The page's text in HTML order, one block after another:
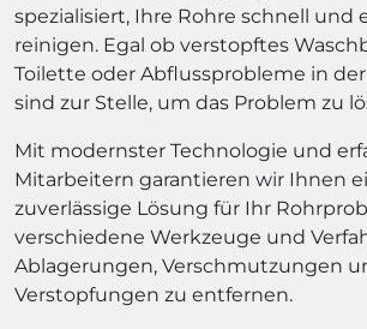
spezialisiert, Ihre Rohre schnell und
reinigen. Egal ob verstopftes
Toilette oder Abflussprobleme in
sind zur Stelle, um das Problem zu
Mit modernster Technologie und
Mitarbeitern garantieren wir Ihnen
zuverlässige Lösung für Ihr
verschiedene Werkzeuge und
Ablagerungen, Verschmutzungen
Verstopfungen zu entfernen.